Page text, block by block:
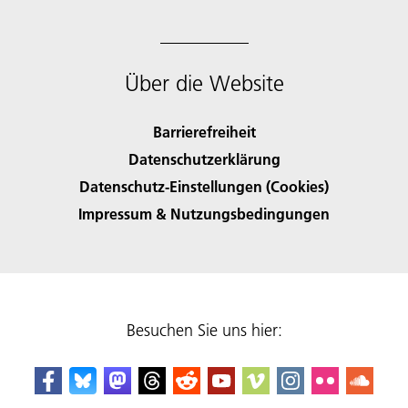
Über die Website
Barrierefreiheit
Datenschutzerklärung
Datenschutz-Einstellungen (Cookies)
Impressum & Nutzungsbedingungen
Besuchen Sie uns hier: